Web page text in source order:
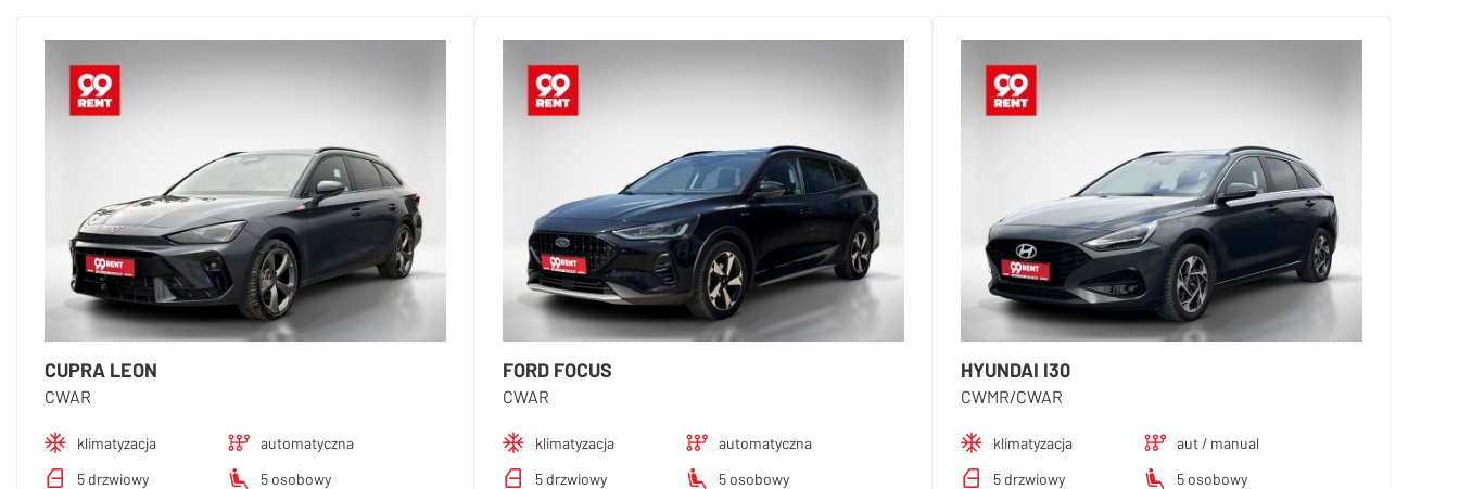
CUPRA LEON
CWAR
klimatyzacja
automatyczna
5 drzwiowy
5 osobowy
FORD FOCUS
CWAR
klimatyzacja
automatyczna
5 drzwiowy
5 osobowy
HYUNDAI I30
CWMR/CWAR
klimatyzacja
aut / manual
5 drzwiowy
5 osobowy